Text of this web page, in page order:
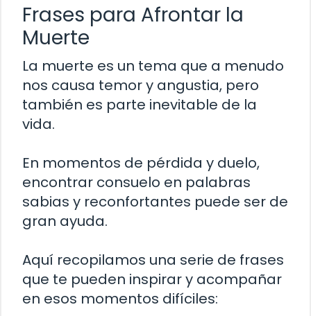
Frases para Afrontar la
Muerte
La muerte es un tema que a menudo
nos causa temor y angustia, pero
también es parte inevitable de la
vida.
En momentos de pérdida y duelo,
encontrar consuelo en palabras
sabias y reconfortantes puede ser de
gran ayuda.
Aquí recopilamos una serie de frases
que te pueden inspirar y acompañar
en esos momentos difíciles: